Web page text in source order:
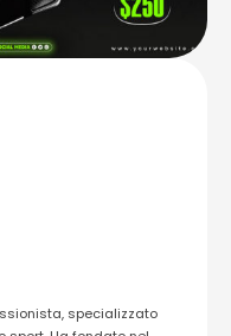
specializzato